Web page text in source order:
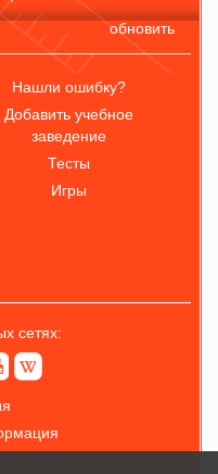
обновить
Нашли ошибку?
Добавить учебное
заведение
Тесты
Игры
сетях: